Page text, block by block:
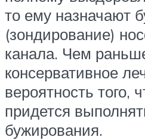
то ему назначают
(зондирование)
канала. Чем
консервативное
вероятность того,
придется
бужирования.